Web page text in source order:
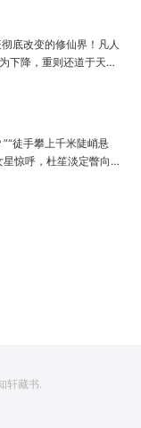
这个世界艰难前行。多
米/每秒，力量爆发
的大气层中极速飞行，
神话传说中神龙的庞然
体中最强的一个
底改变的修仙界！凡人
下降，重则还道于天，
修仙界成为了一个巨大
时终于觉醒异宝，能够
梦，重回刚穿越之时！
第二世，李凡历时五十
仙踪。只在人生的末尾
虑、百般谋划，却终抵
徒手攀上千米陡峭悬
惊呼，杜笙淡定瞥向从
紫）：十龙十象之力，
轩藏书.